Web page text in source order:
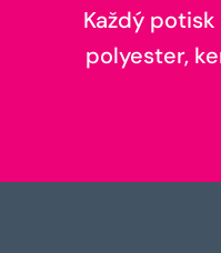
Každý
polyester,